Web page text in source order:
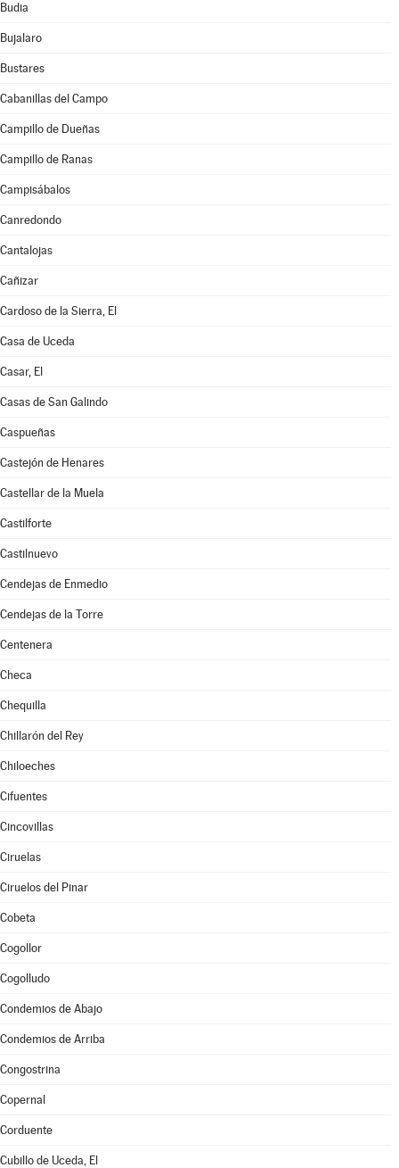
Budia
Bujalaro
Bustares
Cabanillas del Campo
Campillo de Dueñas
Campillo de Ranas
Campisábalos
Canredondo
Cantalojas
Cañizar
Cardoso de la Sierra, El
Casa de Uceda
Casar, El
Casas de San Galindo
Caspueñas
Castejón de Henares
Castellar de la Muela
Castilforte
Castilnuevo
Cendejas de Enmedio
Cendejas de la Torre
Centenera
Checa
Chequilla
Chillarón del Rey
Chiloeches
Cifuentes
Cincovillas
Ciruelas
Ciruelos del Pinar
Cobeta
Cogollor
Cogolludo
Condemios de Abajo
Condemios de Arriba
Congostrina
Copernal
Corduente
Cubillo de Uceda, El